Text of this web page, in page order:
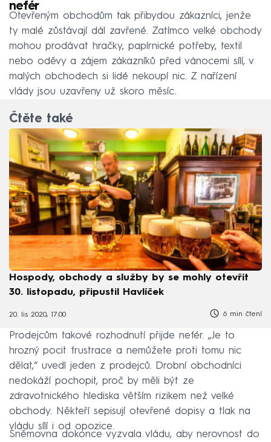
nefér
Otevřeným obchodům tak přibydou zákazníci, jenže
ty malé zůstávají dál zavřené. Zatímco velké obchody
mohou prodávat hračky, papírnické potřeby, textil
nebo oděvy a zájem zákazníků před vánocemi sílí, v
malých obchodech si lidé nekoupí nic. Z nařízení
vlády jsou uzavřeny už skoro měsíc.
Čtěte také
Hospody, obchody a služby by se mohly otevřít
30. listopadu, připustil Havlíček
20. lis 2020, 17:00 6 min čtení
Prodejcům takové rozhodnutí přijde nefér. „Je to
hrozný pocit frustrace a nemůžete proti tomu nic
dělat,“ uvedl jeden z prodejců. Drobní obchodníci
nedokáží pochopit, proč by měli být ze
zdravotnického hlediska větším rizikem než velké
obchody. Někteří sepisují otevřené dopisy a tlak na
vládu sílí i od opozice.
Sněmovna dokonce vyzvala vládu, aby nerovnost do